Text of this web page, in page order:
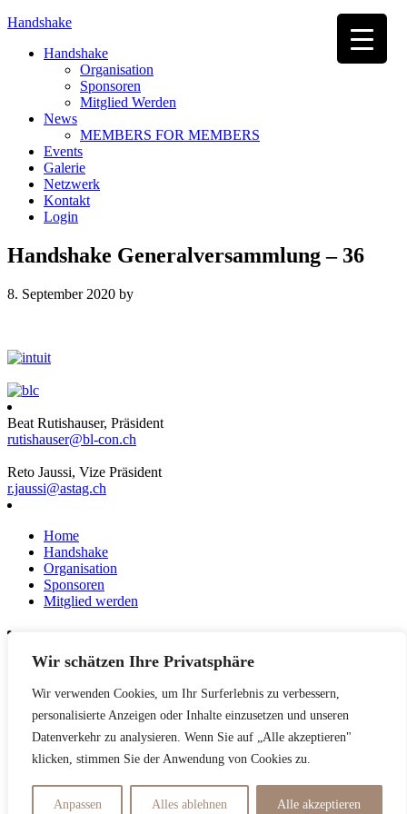
Wir schätzen Ihre Privatsphäre
Wir verwenden Cookies, um Ihr Surferlebnis zu verbessern,
personalisierte Anzeigen oder Inhalte einzusetzen und unseren
Datenverkehr zu analysieren. Wenn Sie auf „Alle akzeptieren"
klicken, stimmen Sie der Anwendung von Cookies zu.
Anpassen Alles ablehnen Alle akzeptieren
Handshake
Handshake
Organisation
Sponsoren
Mitglied Werden
News
MEMBERS FOR MEMBERS
Events
Galerie
Netzwerk
Kontakt
Login
Handshake Generalversammlung – 36
8. September 2020 by
Beat Rutishauser, Präsident
rutishauser@bl-con.ch
Reto Jaussi, Vize Präsident
r.jaussi@astag.ch
Home
Handshake
Organisation
Sponsoren
Mitglied werden
News
Netzwerk
Kontakt
Datenschutzerklärung